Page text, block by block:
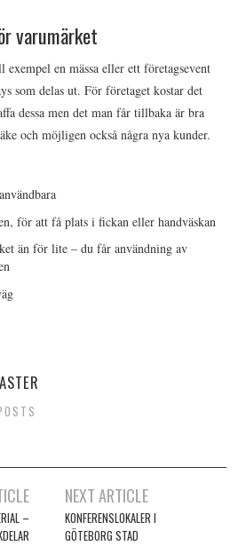
varumärket
en mässa eller ett företagsevent
som delas ut. För företaget kostar det
dessa men det man får tillbaka är bra
och möjligen också några nya kunder.
för att få plats i fickan eller handväskan
än för lite – du får användning av
–
NEXT ARTICLE
KONFERENSLOKALER I
GÖTEBORG STAD